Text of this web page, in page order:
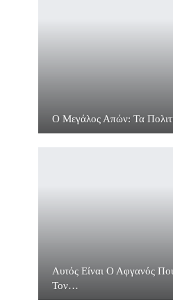
Ο Μεγάλος Απών: Τα
Αυτός Είναι Ο Αφγανός
Τον…